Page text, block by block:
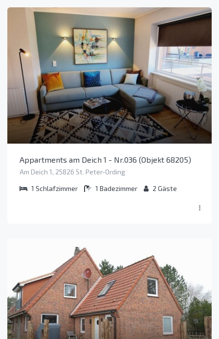
Appartments am Deich 1 - Nr.036 (Objekt 68205)
Am Deich 1, 25826 St. Peter-Ording
1 Schlafzimmer 1 Badezimmer 2 Gäste